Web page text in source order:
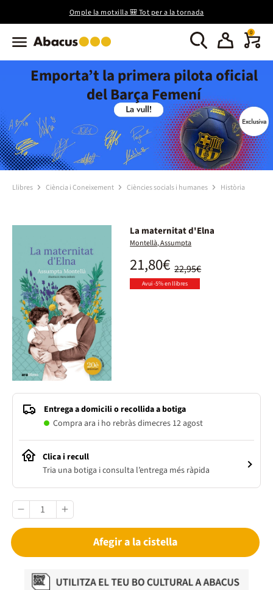
Omple la motxilla 🎒 Tot per a la tornada
0
Emporta’t la primera pilota oficial
del Barça Femení
Llibres Ciència i Coneixement Ciències socials i humanes Història
La maternitat d'Elna
Montellà, Assumpta
22,95€
21,80€
Avui -5% en llibres
Entrega a domicili o recollida a botiga
Compra ara i ho rebràs dimecres 12 agost
Clica i recull
Tria una botiga i consulta l’entrega més ràpida
Afegir a la cistella